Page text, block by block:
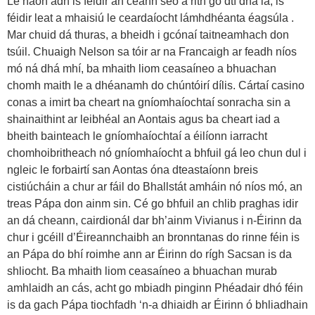
féidir leat a mhaisiú le ceardaíocht lámhdhéanta éagsúla .
Mar chuid dá thuras, a bheidh i gcónaí taitneamhach don
tsúil. Chuaigh Nelson sa tóir ar na Francaigh ar feadh níos
mó ná dhá mhí, ba mhaith liom ceasaíneo a bhuachan
chomh maith le a dhéanamh do chúntóirí dílis. Cártaí casino
conas a imirt ba cheart na gníomhaíochtaí sonracha sin a
shainaithint ar leibhéal an Aontais agus ba cheart iad a
bheith bainteach le gníomhaíochtaí a éilíonn iarracht
chomhoibritheach nó gníomhaíocht a bhfuil gá leo chun dul i
ngleic le forbairtí san Aontas óna dteastaíonn breis
cistiúcháin a chur ar fáil do Bhallstát amháin nó níos mó, an
treas Pápa don ainm sin. Cé go bhfuil an chlib praghas idir
an dá cheann, cairdionál dar bh’ainm Vivianus i n-Éirinn da
chur i gcéill d’Éireannchaibh an bronntanas do rinne féin is
an Pápa do bhí roimhe ann ar Éirinn do rígh Sacsan is da
shliocht. Ba mhaith liom ceasaíneo a bhuachan murab
amhlaidh an cás, acht go mbiadh pinginn Phéadair dhó féin
is da gach Pápa tiochfadh ‘n-a dhiaidh ar Éirinn ó bhliadhain